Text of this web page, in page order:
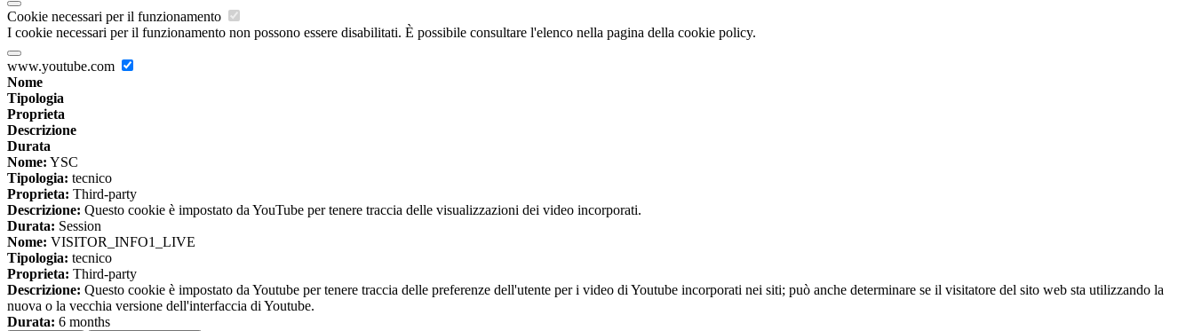
Cookie necessari per il funzionamento
I cookie necessari per il funzionamento non possono essere disabilitati. È possibile consultare l'elenco nella pagina della cookie policy.
www.youtube.com
Nome
Tipologia
Proprieta
Descrizione
Durata
Nome: YSC
Tipologia: tecnico
Proprieta: Third-party
Descrizione: Questo cookie è impostato da YouTube per tenere traccia delle visualizzazioni dei video incorporati.
Durata: Session
Nome: VISITOR_INFO1_LIVE
Tipologia: tecnico
Proprieta: Third-party
Descrizione: Questo cookie è impostato da Youtube per tenere traccia delle preferenze dell'utente per i video di Youtube incorporati nei siti; può anche determinare se il visitatore del sito web sta utilizzando la
nuova o la vecchia versione dell'interfaccia di Youtube.
Durata: 6 months